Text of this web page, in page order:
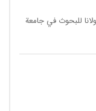
للبحوث في جامعة